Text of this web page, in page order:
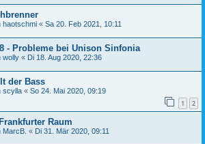
haotschmi « Sa 20. Feb 2021, 10:11
- Probleme bei Unison Sinfonia
wolly « Di 18. Aug 2020, 22:36
der Bass
scylla « So 24. Mai 2020, 09:19
1 2
Raum
MarcB. « Di 31. Mär 2020, 09:11